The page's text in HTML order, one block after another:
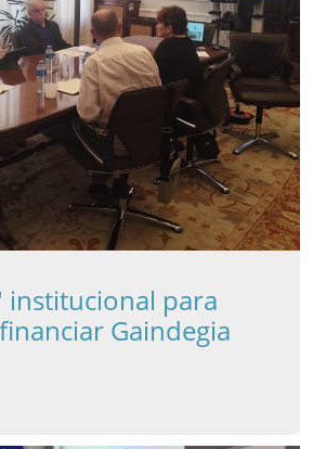
institucional para
Gaindegia